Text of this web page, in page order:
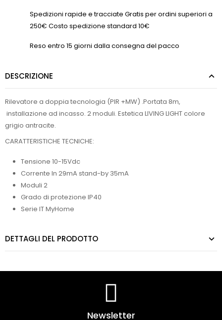
Spedizioni rapide e tracciate Gratis per ordini superiori a
250€ Costo spedizione standard 10€
Reso entro 15 giorni dalla consegna del pacco
DESCRIZIONE
Rilevatore a doppia tecnologia (PIR +MW) .Portata 8m,
installazione ad incasso. 2 moduli. Estetica LIVING LIGHT colore
grigio antracite.
CARATTERISTICHE TECNICHE:
Tensione 10-15Vdc
Corrente In 29mA stand-by 35mA
Moduli 2
Grado di protezione IP40
Serie IT MyHome
DETTAGLI DEL PRODOTTO
Newsletter